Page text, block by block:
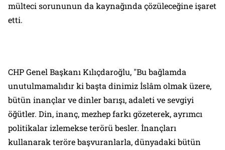
mülteci sorununun da kaynağında çözüleceğine işaret
etti.
CHP Genel Başkanı Kılıçdaroğlu, "Bu bağlamda
unutulmamalıdır ki başta dinimiz İslâm olmak üzere,
bütün inançlar ve dinler barışı, adaleti ve sevgiyi
öğütler. Din, inanç, mezhep farkı gözeterek, ayrımcı
politikalar izlemekse terörü besler. İnançları
kullanarak teröre başvuranlarla, dünyadaki bütün